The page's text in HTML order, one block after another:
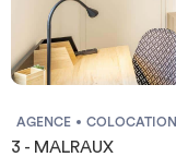
AGENCE COLOCATION
3 - MALRAUX